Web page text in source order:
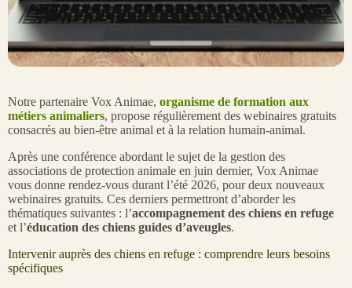
Notre partenaire Vox Animae, organisme de formation aux
métiers animaliers, propose régulièrement des webinaires gratuits
consacrés au bien-être animal et à la relation humain-animal.
Après une conférence abordant le sujet de la gestion des
associations de protection animale en juin dernier, Vox Animae
vous donne rendez-vous durant l’été 2026, pour deux nouveaux
webinaires gratuits. Ces derniers permettront d’aborder les
thématiques suivantes : l’accompagnement des chiens en refuge
et l’éducation des chiens guides d’aveugles.
Intervenir auprès des chiens en refuge : comprendre leurs besoins
spécifiques